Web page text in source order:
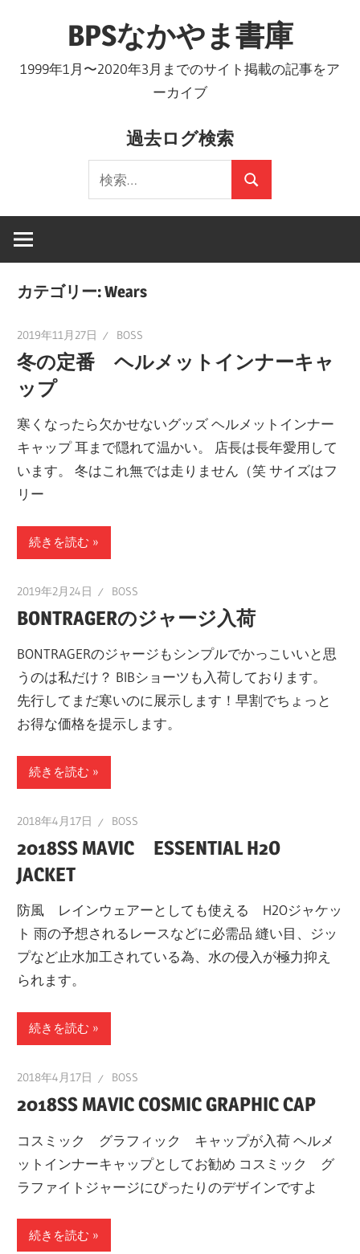
プ
BPSなかやま書庫
1999年1月〜2020年3月までのサイト掲載の記事をア
ーカイブ
過去ログ検索
索:
検
索
カテゴリー:Wears
2019年11月27日 BOSS
冬の定番 ヘルメットインナーキャ
ップ
寒くなったら欠かせないグッズ ヘルメットインナー
キャップ 耳まで隠れて温かい。 店長は長年愛用して
います。 冬はこれ無では走りません（笑 サイズはフ
リー
続きを読む
2019年2月24日 BOSS
BONTRAGERのジャージ入荷
BONTRAGERのジャージもシンプルでかっこいいと思
うのは私だけ？ BIBショーツも入荷しております。
先行してまだ寒いのに展示します！早割でちょっと
お得な価格を提示します。
続きを読む
2018年4月17日 BOSS
2018SS MAVIC ESSENTIAL H2O
JACKET
防風 レインウェアーとしても使える H2Oジャケッ
ト 雨の予想されるレースなどに必需品 縫い目、ジッ
プなど止水加工されている為、水の侵入が極力抑え
られます。
続きを読む
2018年4月17日 BOSS
2018SS MAVIC COSMIC GRAPHIC CAP
コスミック グラフィック キャップが入荷 ヘルメ
ットインナーキャップとしてお勧め コスミック グ
ラファイトジャージにぴったりのデザインですよ
続きを読む